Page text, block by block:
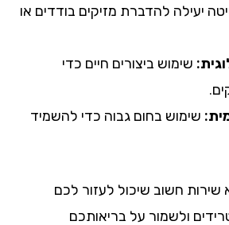
יעילה להדברת מזיקים בודדים או
שימוש ביצורים חיים כדי
שימוש בחום גבוה כדי להשמיד
חשוב שיכול לעזור לכם
ולשמור על בריאותכם